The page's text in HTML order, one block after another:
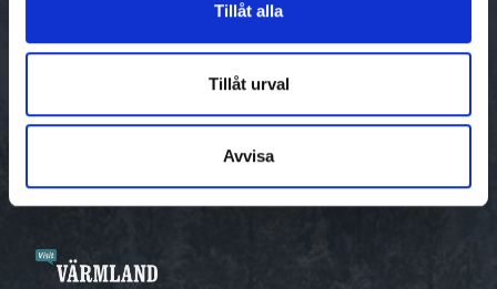
Tillåt alla
Tillåt urval
Avvisa
Stugor
Ställplatser